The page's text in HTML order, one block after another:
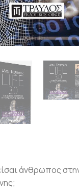
άνθρωπος